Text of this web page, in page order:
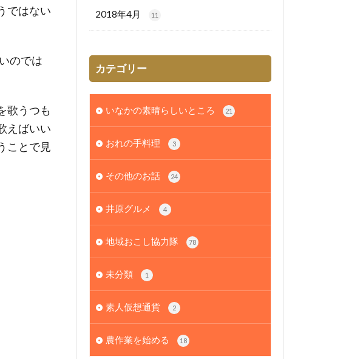
ではない
のでは
歌うつも
えばいい
ことで見
2018年4月 11
カテゴリー
いなかの素晴らしいところ 21
おれの手料理 3
その他のお話 24
井原グルメ 4
地域おこし協力隊 78
未分類 1
素人仮想通貨 2
農作業を始める 18